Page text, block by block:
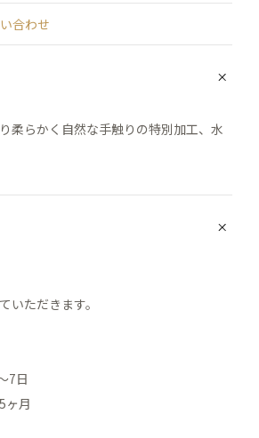
合わせ
柔らかく自然な手触りの特別加工、水
ただきます。
7日
ヶ月